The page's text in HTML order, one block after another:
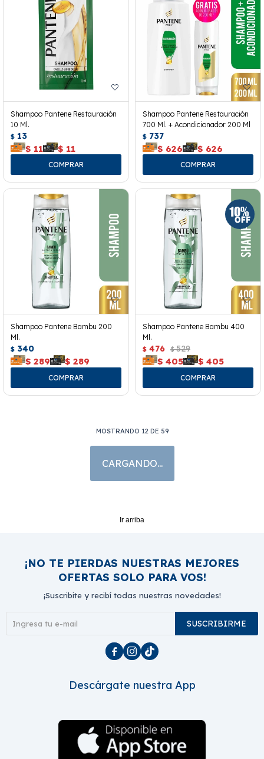
Shampoo Pantene Restauración
10 Ml.
$ 13
$ 11 $ 11
Shampoo Pantene Restauración
700 Ml. + Acondicionador 200 Ml
$ 737
$ 626 $ 626
Shampoo Pantene Bambu 200
Ml.
$ 340
$ 289 $ 289
Shampoo Pantene Bambu 400
Ml.
$ 476 $ 529
$ 405 $ 405
MOSTRANDO 12DE 59
Ir arriba
¡NO TE PIERDAS NUESTRAS MEJORES
OFERTAS SOLO PARA VOS!
¡Suscribite y recibí todas nuestras novedades!
SUSCRIBIRME
  
Descárgate nuestra App